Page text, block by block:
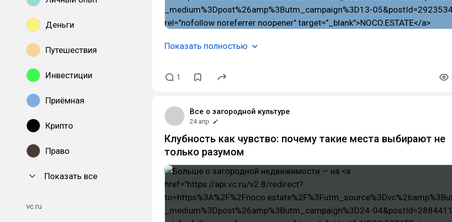
Деньги
Путешествия
Инвестиции
Приёмная
Крипто
Право
Показать все
vc.ru
Показать полностью
1
Все о загородной культуре
24 апр
Клубность как чувство: почему такие места выбирают не
только разумом